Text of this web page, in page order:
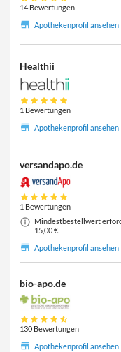
14 Bewertungen
Apothekenprofil ansehen
Healthii
1 Bewertungen
Apothekenprofil ansehen
versandapo.de
1 Bewertungen
Mindestbestellwert
15,00 €
Apothekenprofil ansehen
bio-apo.de
130 Bewertungen
Apothekenprofil ansehen